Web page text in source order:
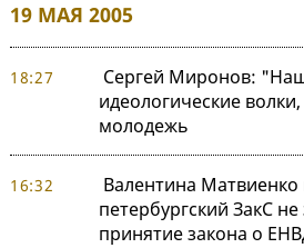
19 МАЯ 2005
18:27
Сергей Миронов:
идеологические
молодежь
16:32
Валентина
петербургский ЗакС не
принятие закона о